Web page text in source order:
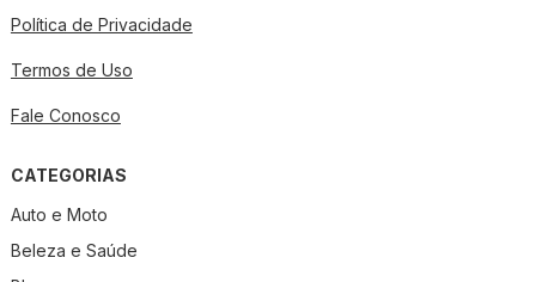
Política de Privacidade
Termos de Uso
Fale Conosco
CATEGORIAS
Auto e Moto
Beleza e Saúde